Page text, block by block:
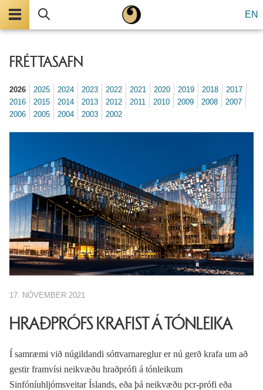
EN
FRÉTTASAFN
2026 2025 2024 2023 2022 2021 2020 2019 2018
2017
2016
2015 2014 2013 2012 2011 2010 2009 2008
2007
2006
2005 2004 2003 2002
17. NÓVEMBER 2021
HRAÐPRÓFS KRAFIST Á TÓNLEIKA
Í samræmi við núgildandi sóttvarnareglur er nú gerð krafa um að
gestir framvísi neikvæðu hraðprófi á tónleikum
Sinfóníuhljómsveitar Íslands, eða þá neikvæðu pcr-prófi eða